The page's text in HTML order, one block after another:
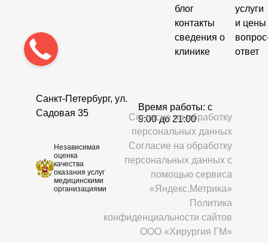
блог
контакты
сведения о
клинике
услуги
и цены
ответ
Санкт-Петербург, ул.
Садовая 35
Время работы: c
9:00 до 21:00
Независимая
оценка
качества
оказания услуг
медицинскими
организациями
Согласие на обработку
персональных данных
Согласие на обработку
персональных данных с
помощью сервиса
«Яндекс.Метрика»
Политика
конфиденциальности сайтов
ООО «Хирургия ГМ»